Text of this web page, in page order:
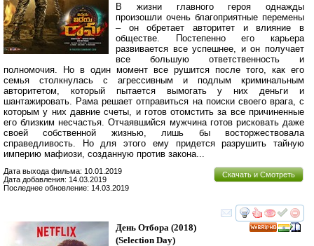
В жизни главного героя однажды
произошли очень благоприятные перемены
– он обретает авторитет и влияние в
обществе. Постепенно его карьера
развивается все успешнее, и он получает
все большую ответственность и
полномочия. Но в один момент все рушится после того, как его
семья столкнулась с агрессивным и подлым криминальным
авторитетом, который пытается вымогать у них деньги и
шантажировать. Рама решает отправиться на поиски своего врага, с
которым у них давние счеты, и готов отомстить за все причиненные
его близким несчастья. Отчаявшийся мужчина готов рисковать даже
своей собственной жизнью, лишь бы восторжествовала
справедливость. Но для этого ему придется разрушить тайную
империю мафиози, созданную против закона...
Скачать и Смотреть
Дата выхода фильма: 10.01.2019
Дата добавления: 14.03.2019
Последнее обновление: 14.03.2019
смотреть
День Отбора (2018)
(Selection Day)